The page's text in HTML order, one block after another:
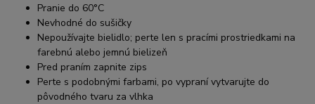
Pranie do 60°C
Nevhodné do sušičky
Nepoužívajte bielidlo; perte len s pracími prostriedkami na
farebnú alebo jemnú bielizeň
Pred praním zapnite zips
Perte s podobnými farbami, po vypraní vytvarujte do
pôvodného tvaru za vlhka